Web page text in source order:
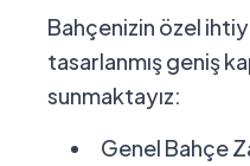
Bahçenizin özel
tasarlanmış geniş
sunmaktayız:
Genel Bahçe